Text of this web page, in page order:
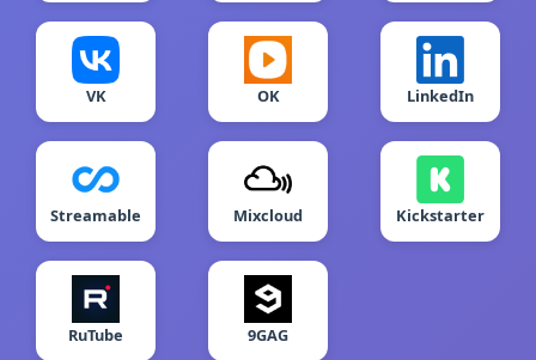
VK OK LinkedIn
Streamable Mixcloud Kickstarter
RuTube 9GAG